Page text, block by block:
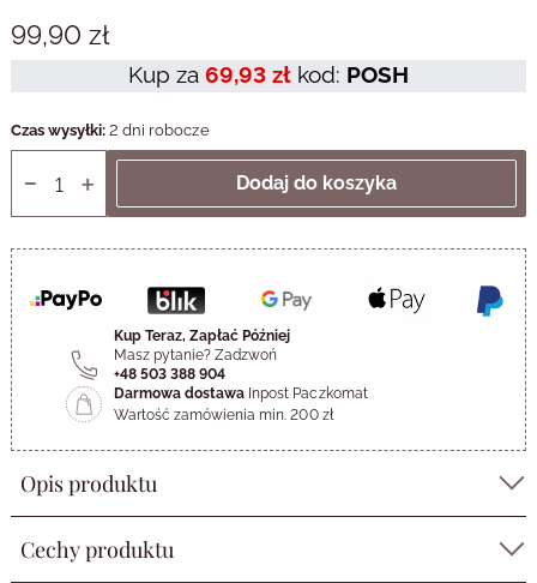
99,90 zł
Kup za 69,93 zł kod: POSH
Czas wysyłki:2 dni robocze
Kup Teraz, Zapłać Później
Masz pytanie? Zadzwoń
+48 503 388 904
Darmowa dostawa Inpost Paczkomat
Wartość zamówienia min. 200 zł
Opis produktu
Cechy produktu